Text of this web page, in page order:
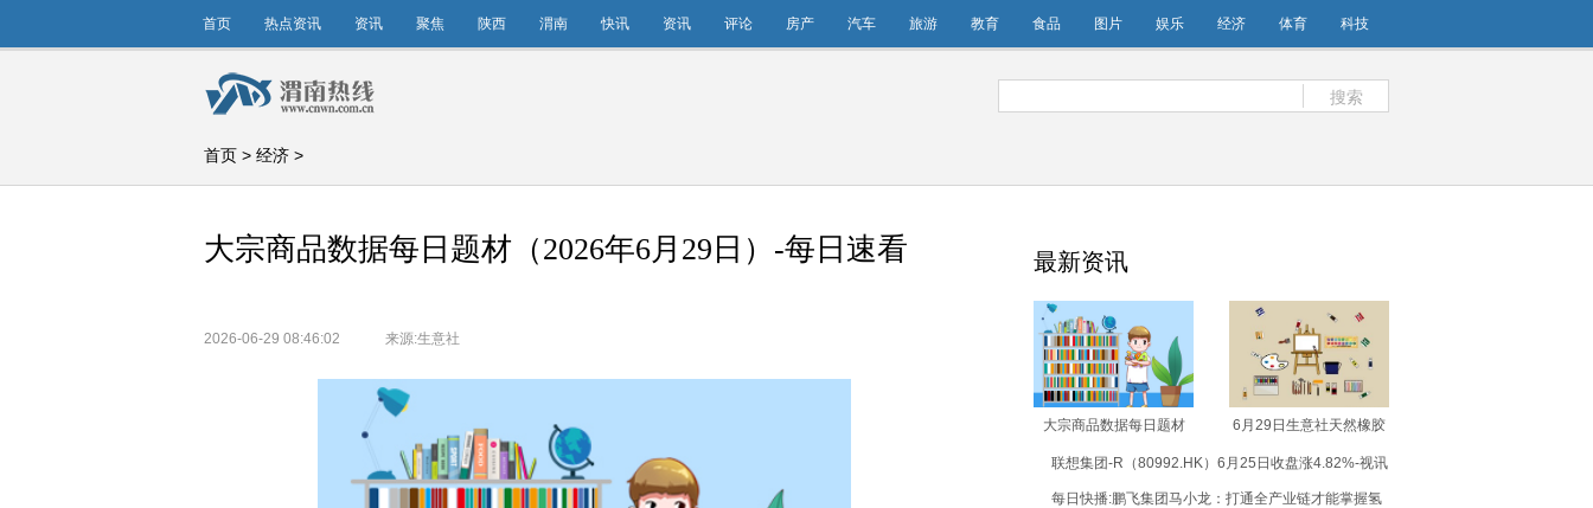
首页 热点资讯 资讯 聚焦 陕西 渭南 快讯 资讯 评论 房产 汽车 旅游 教育 食品 图片 娱乐 经济 体育 科技
搜索
首页 > 经济 >
大宗商品数据每日题材（2026年6月29日）​-每日速看
2026-06-29 08:46:02 来源:生意社
最新资讯
大宗商品数据每日题材
日速看
6月29日生意社天然橡胶
焦点信息
联想集团-R（80992.HK）6月25日收盘涨4.82%-视讯
每日快播:鹏飞集团马小龙：打通全产业链才能掌握氢